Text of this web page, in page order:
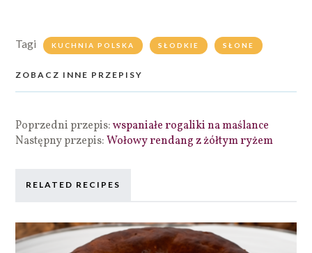
Tagi KUCHNIA POLSKA SŁODKIE SŁONE
ZOBACZ INNE PRZEPISY
Poprzedni przepis:wspaniałe rogaliki na maślance
Następny przepis:Wołowy rendang z żółtym ryżem
RELATED RECIPES